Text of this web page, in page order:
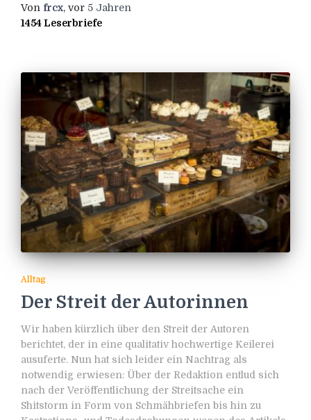
Von frcx, vor 5 Jahren
1454 Leserbriefe
Alltag
Der Streit der Autorinnen
Wir haben kürzlich über den Streit der Autoren
berichtet, der in eine qualitativ hochwertige Keilerei
ausuferte. Nun hat sich leider ein Nachtrag als
notwendig erwiesen: Über der Redaktion entlud sich
nach der Veröffentlichung der Streitsache ein
Shitstorm in Form von Schmähbriefen bis hin zu